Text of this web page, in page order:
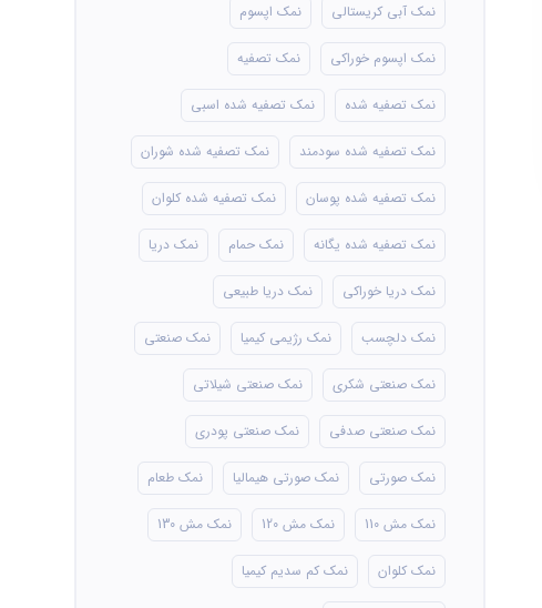
نمک آبی کریستالی نمک اپسوم
نمک اپسوم خوراکی نمک تصفیه
نمک تصفیه شده نمک تصفیه شده اسبی
نمک تصفیه شده سودمند نمک تصفیه شده شوران
نمک تصفیه شده پوسان نمک تصفیه شده کلوان
نمک تصفیه شده یگانه نمک حمام نمک دریا
نمک دریا خوراکی نمک دریا طبیعی
نمک دلچسب نمک رژیمی کیمیا نمک صنعتی
نمک صنعتی شکری نمک صنعتی شیلاتی
نمک صنعتی صدفی نمک صنعتی پودری
نمک صورتی نمک صورتی هیمالیا نمک طعام
نمک مش 110 نمک مش 120 نمک مش 130
نمک کلوان نمک کم سدیم کیمیا